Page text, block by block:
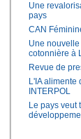
Une
pays
CAN
Une
cotonnière à
Revue de
L'IA alimente
INTERPOL
Le pays veut